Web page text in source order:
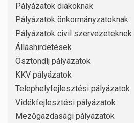
Pályázatok diákoknak
Pályázatok önkormányzatoknak
Pályázatok civil szervezeteknek
Álláshirdetések
Ösztöndíj pályázatok
KKV pályázatok
Telephelyfejlesztési pályázatok
Vidékfejlesztési pályázatok
Mezőgazdasági pályázatok